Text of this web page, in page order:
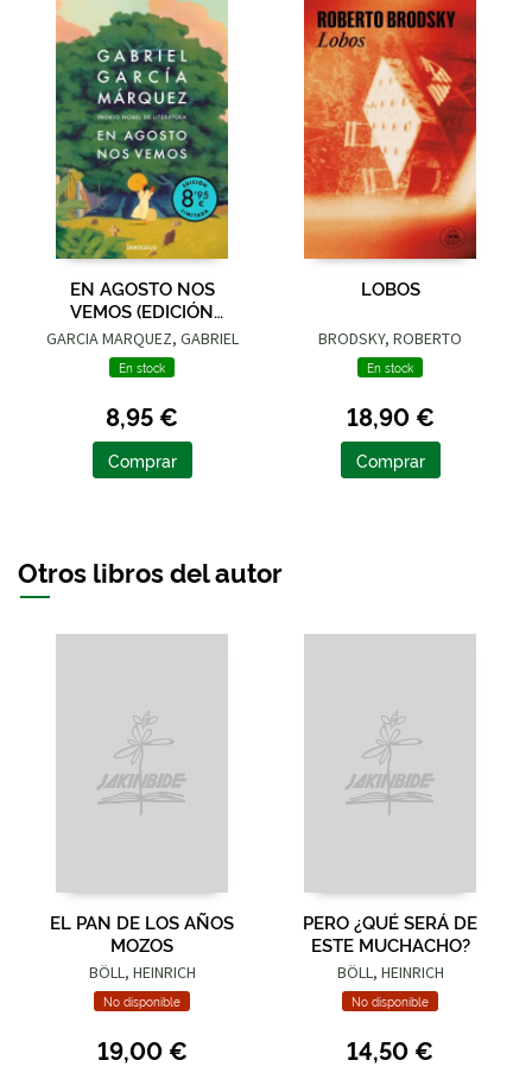
EN AGOSTO NOS
VEMOS (EDICIÓN
LIMITADA)
GARCIA MARQUEZ, GABRIEL
En stock
8,95 €
Comprar
LOBOS
BRODSKY, ROBERTO
En stock
18,90 €
Comprar
Otros libros del autor
EL PAN DE LOS AÑOS
MOZOS
BÖLL, HEINRICH
No disponible
19,00 €
PERO ¿QUÉ SERÁ DE
ESTE MUCHACHO?
BÖLL, HEINRICH
No disponible
14,50 €